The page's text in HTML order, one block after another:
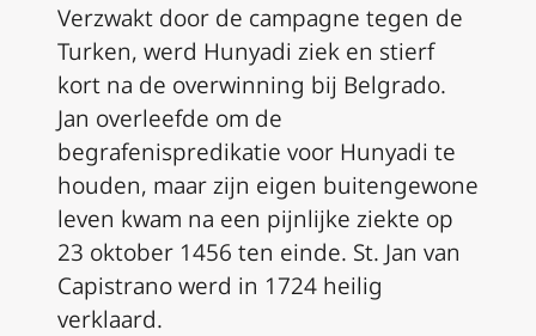
Verzwakt door de campagne tegen de
Turken, werd Hunyadi ziek en stierf
kort na de overwinning bij Belgrado.
Jan overleefde om de
begrafenispredikatie voor Hunyadi te
houden, maar zijn eigen buitengewone
leven kwam na een pijnlijke ziekte op
23 oktober 1456 ten einde. St. Jan van
Capistrano werd in 1724 heilig
verklaard.